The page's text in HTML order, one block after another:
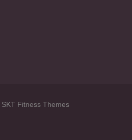
SKT Fitness Themes